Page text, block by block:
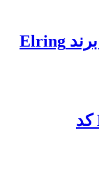
کاسه نمد سر میل لنگ بی ام و برند Elring
شمع موتور بی ام و برند Bosch کد